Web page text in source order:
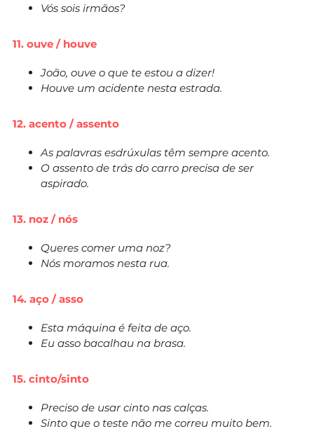
Vós sois irmãos?
11. ouve / houve
João, ouve o que te estou a dizer!
Houve um acidente nesta estrada.
12. acento / assento
As palavras esdrúxulas têm sempre acento.
O assento de trás do carro precisa de ser
aspirado.
13. noz / nós
Queres comer uma noz?
Nós moramos nesta rua.
14. aço / asso
Esta máquina é feita de aço.
Eu asso bacalhau na brasa.
15. cinto/sinto
Preciso de usar cinto nas calças.
Sinto que o teste não me correu muito bem.